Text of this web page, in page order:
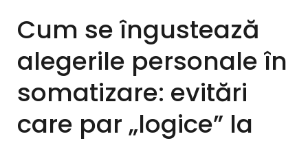
Cum se îngustează
alegerile personale în
somatizare: evitări
care par „logice” la